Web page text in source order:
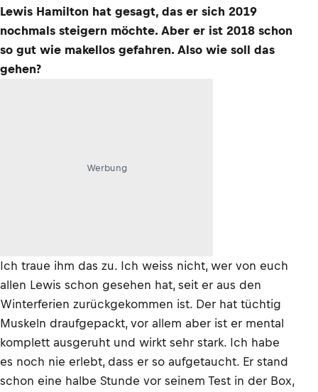
Lewis Hamilton hat gesagt, das er sich 2019
nochmals steigern möchte. Aber er ist 2018 schon
so gut wie makellos gefahren. Also wie soll das
gehen?
Werbung
Ich traue ihm das zu. Ich weiss nicht, wer von euch
allen Lewis schon gesehen hat, seit er aus den
Winterferien zurückgekommen ist. Der hat tüchtig
Muskeln draufgepackt, vor allem aber ist er mental
komplett ausgeruht und wirkt sehr stark. Ich habe
es noch nie erlebt, dass er so aufgetaucht. Er stand
schon eine halbe Stunde vor seinem Test in der Box,